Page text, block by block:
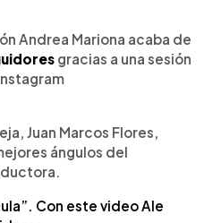
Andrea Mariona acaba de
gracias a una sesión
Juan Marcos Flores,
ángulos del
Con este video Ale